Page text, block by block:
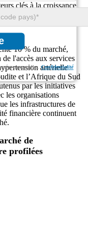
personnelles.Confidentialité
clés à la croissance
10 % du marché,
l'accès aux services
artérielle
et l’Afrique du Sud
par les initiatives
les organisations
les infrastructures de
financière continuent
de
profilées